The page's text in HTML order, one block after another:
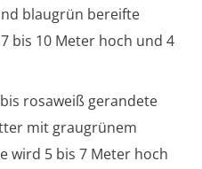
blaugrün bereifte
bis 10 Meter hoch und 4
rosaweiß gerandete
mit graugrünem
wird 5 bis 7 Meter hoch